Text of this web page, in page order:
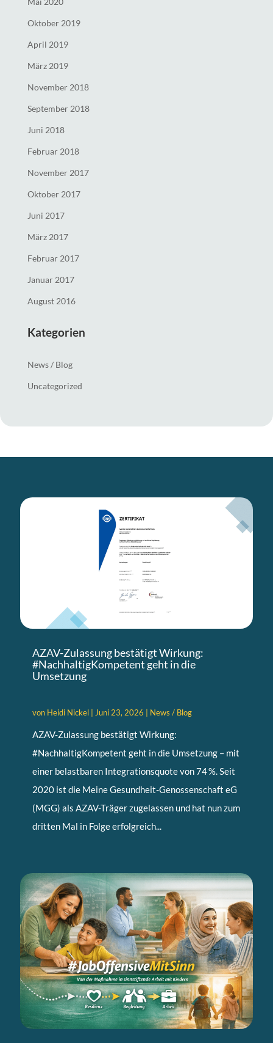
Oktober 2019
April 2019
März 2019
November 2018
September 2018
Juni 2018
Februar 2018
November 2017
Oktober 2017
Juni 2017
März 2017
Februar 2017
Januar 2017
August 2016
Kategorien
News / Blog
Uncategorized
AZAV-Zulassung bestätigt Wirkung:
#NachhaltigKompetent geht in die
Umsetzung
von Heidi Nickel| Juni 23, 2026 News / Blog
AZAV-Zulassung bestätigt Wirkung:
#NachhaltigKompetent geht in die Umsetzung – mit
einer belastbaren Integrationsquote von 74 %. Seit
2020 ist die Meine Gesundheit-Genossenschaft eG
(MGG) als AZAV-Träger zugelassen und hat nun zum
dritten Mal in Folge erfolgreich...